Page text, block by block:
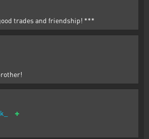
trades and friendship! ***
+